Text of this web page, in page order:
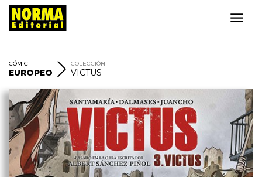
CÓMIC
EUROPEO
COLECCIÓN
VICTUS